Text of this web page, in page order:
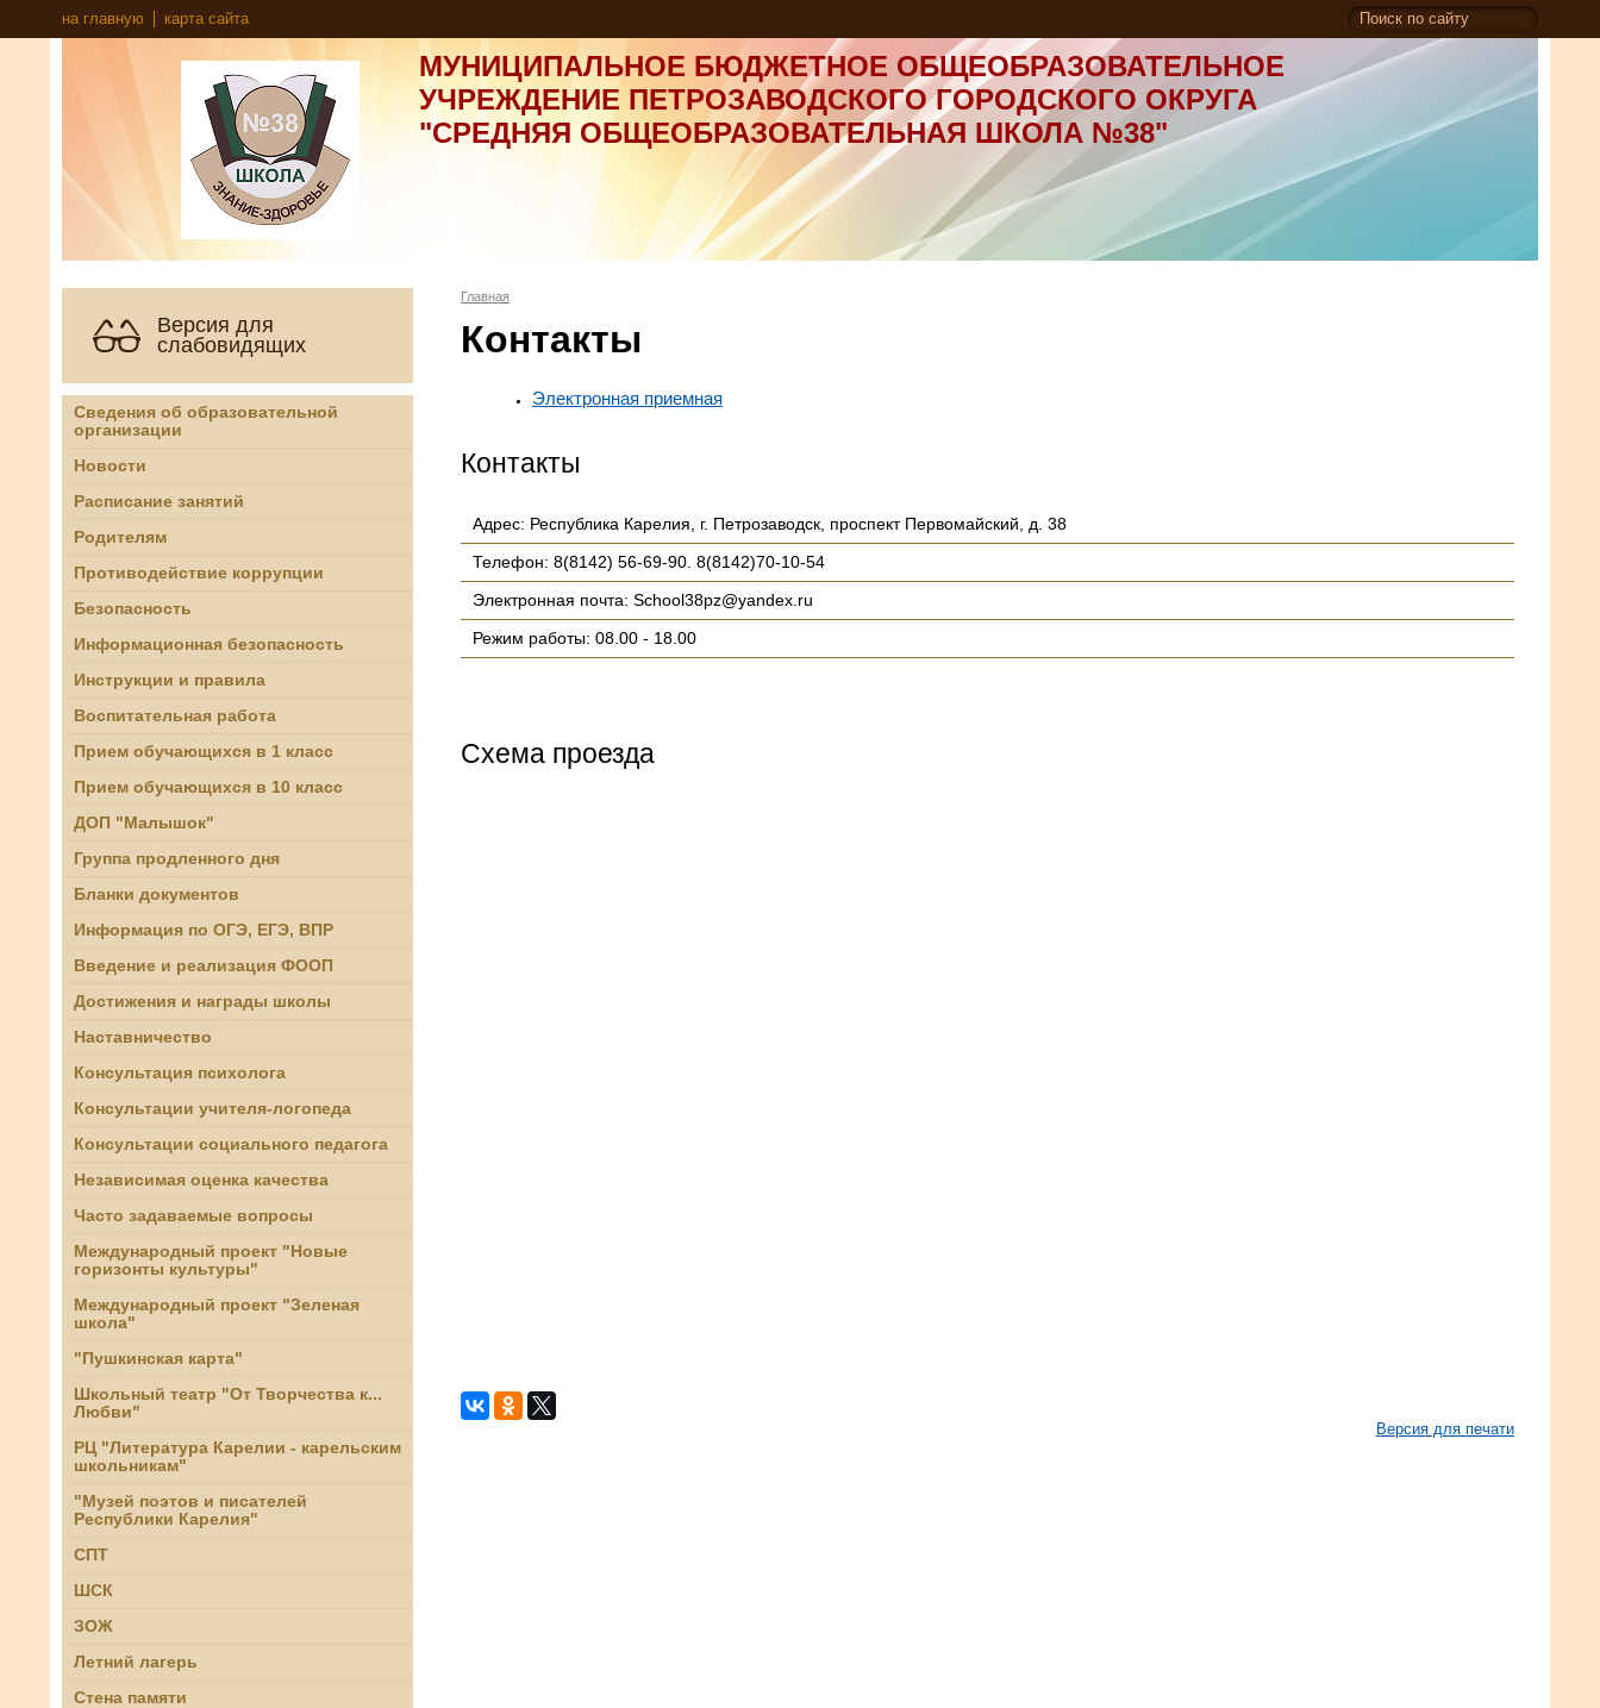
на главную карта сайта
МУНИЦИПАЛЬНОЕ БЮДЖЕТНОЕ ОБЩЕОБРАЗОВАТЕЛЬНОЕ
УЧРЕЖДЕНИЕ ПЕТРОЗАВОДСКОГО ГОРОДСКОГО ОКРУГА
"СРЕДНЯЯ ОБЩЕОБРАЗОВАТЕЛЬНАЯ ШКОЛА №38"
Версия для
слабовидящих
Сведения об образовательной
организации
Новости
Расписание занятий
Родителям
Противодействие коррупции
Безопасность
Информационная безопасность
Инструкции и правила
Воспитательная работа
Прием обучающихся в 1 класс
Прием обучающихся в 10 класс
ДОП "Малышок"
Группа продленного дня
Бланки документов
Информация по ОГЭ, ЕГЭ, ВПР
Введение и реализация ФООП
Достижения и награды школы
Наставничество
Консультация психолога
Консультации учителя-логопеда
Консультации социального педагога
Независимая оценка качества
Часто задаваемые вопросы
Международный проект "Новые
горизонты культуры"
Международный проект "Зеленая
школа"
"Пушкинская карта"
Школьный театр "От Творчества к...
Любви"
РЦ "Литература Карелии - карельским
школьникам"
"Музей поэтов и писателей
Республики Карелия"
СПТ
ШСК
ЗОЖ
Летний лагерь
Стена памяти
Главная
Контакты
Электронная приемная
Контакты
Адрес: Республика Карелия, г. Петрозаводск, проспект Первомайский, д. 38
Телефон: 8(8142) 56-69-90. 8(8142)70-10-54
Электронная почта: School38pz@yandex.ru
Режим работы: 08.00 - 18.00
Схема проезда
Версия для печати